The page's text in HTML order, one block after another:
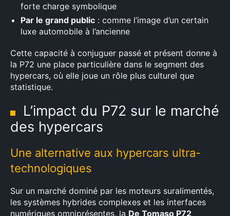
forte charge symbolique
Par le grand public : comme l’image d’un certain
luxe automobile à l’ancienne
Cette capacité à conjuguer passé et présent donne à
la P72 une place particulière dans le segment des
hypercars, où elle joue un rôle plus culturel que
statistique.
L’impact du P72 sur le marché
des hypercars
Une alternative aux hypercars ultra-
technologiques
Sur un marché dominé par les moteurs suralimentés,
les systèmes hybrides complexes et les interfaces
numériques omniprésentes, la De Tomaso P72